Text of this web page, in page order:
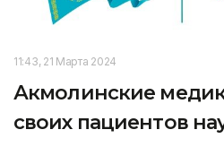
11:43, 21 Марта 2024
Акмолинские
своих пациентов